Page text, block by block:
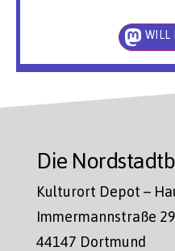
WILL
Die
Kulturort Depot –
Immermannstraße 29
44147 Dortmund